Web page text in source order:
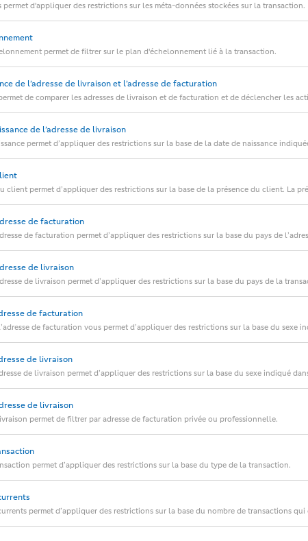
d'appliquer des restrictions sur les méta-données stockées sur la transaction.
permet de filtrer sur le plan d'échelonnement lié à la transaction.
de l’adresse de livraison et l’adresse de facturation
de comparer les adresses de livraison et de facturation et de déclencher les
de l’adresse de livraison
permet d’appliquer des restrictions sur la base de la date de naissance
client permet d’appliquer des restrictions sur la base de la présence du client. La
de facturation
de facturation permet d’appliquer des restrictions sur la base du pays de
de livraison
de livraison permet d’appliquer des restrictions sur la base du pays de la
de facturation
de facturation vous permet d’appliquer des restrictions sur la base du sexe
de livraison
de livraison permet d’appliquer des restrictions sur la base du sexe indiqué
de livraison
permet de filtrer par adresse de facturation privée ou professionnelle.
permet d’appliquer des restrictions sur la base du type de la transaction.
permet d’appliquer des restrictions sur la base du nombre de transactions